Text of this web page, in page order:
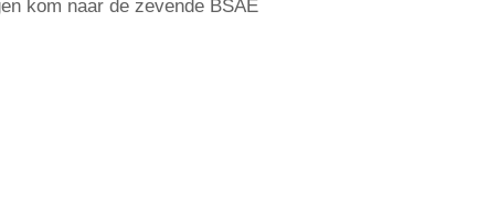
kom naar de zevende BSAE